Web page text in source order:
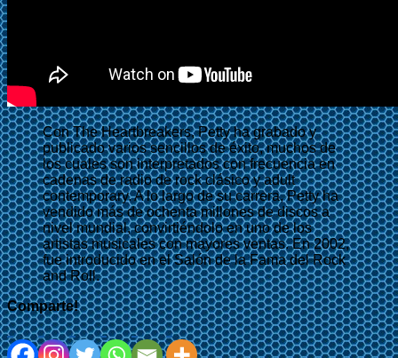
Con The Heartbreakers, Petty ha grabado y
publicado varios sencillos de éxito, muchos de
los cuales son interpretados con frecuencia en
cadenas de radio de rock clásico y adult
contemporary. A lo largo de su carrera, Petty ha
vendido más de ochenta millones de discos a
nivel mundial, convirtiéndolo en uno de los
artistas musicales con mayores ventas. En 2002,
fue introducido en el Salón de la Fama del Rock
and Roll.
Comparte!